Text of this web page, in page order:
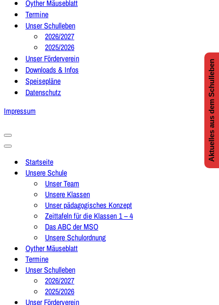
Oyther Mäuseblatt
Termine
Unser Schulleben
2026/2027
2025/2026
Unser Förderverein
Downloads & Infos
Speisepläne
Datenschutz
Impressum
Navigationsmenü
Navigationsmenü
Startseite
Unsere Schule
Unser Team
Unsere Klassen
Unser pädagogisches Konzept
Zeittafeln für die Klassen 1 – 4
Das ABC der MSO
Unsere Schulordnung
Oyther Mäuseblatt
Termine
Unser Schulleben
2026/2027
2025/2026
Unser Förderverein
Aktuelles aus dem Schulleben